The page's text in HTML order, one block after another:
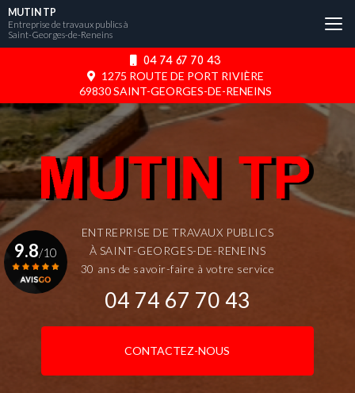
Aller
au
contenu
04 74 67 70 43
1275 ROUTE DE PORT RIVIÈRE
69830 SAINT-GEORGES-DE-RENEINS
MUTIN TP
Entreprise de travaux publics à
Saint-Georges-de-Reneins
ENTREPRISE DE TRAVAUX PUBLICS
À SAINT-GEORGES-DE-RENEINS
30 ans de savoir-faire à votre service
04 74 67 70 43
CONTACTEZ-NOUS
9.8/10